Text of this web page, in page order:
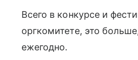
Всего в конкурсе и
оргкомитете, это
ежегодно.